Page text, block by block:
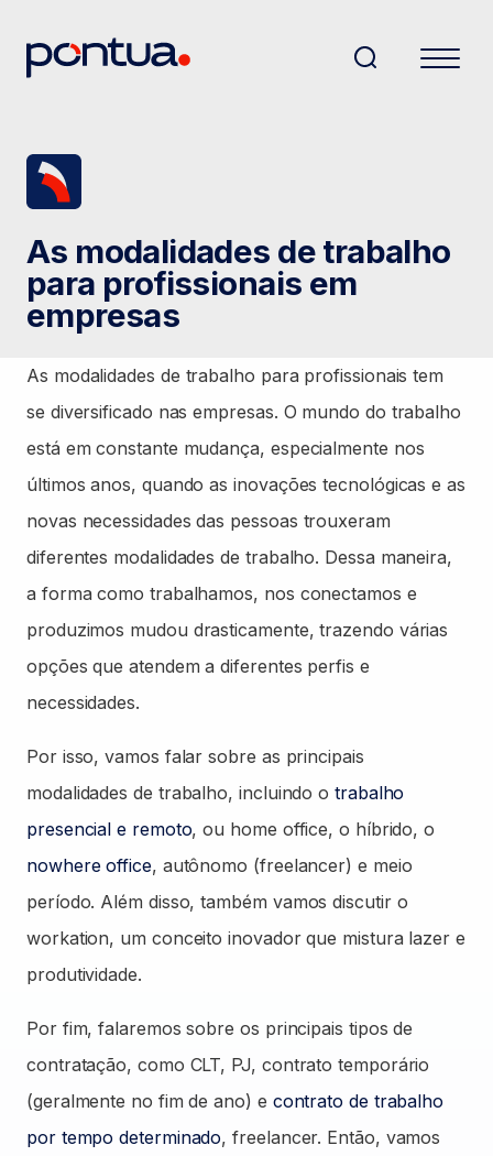
As modalidades de trabalho
para profissionais em
empresas
As modalidades de trabalho para profissionais tem
se diversificado nas empresas. O mundo do trabalho
está em constante mudança, especialmente nos
últimos anos, quando as inovações tecnológicas e as
novas necessidades das pessoas trouxeram
diferentes modalidades de trabalho. Dessa maneira,
a forma como trabalhamos, nos conectamos e
produzimos mudou drasticamente, trazendo várias
opções que atendem a diferentes perfis e
necessidades.
Por isso, vamos falar sobre as principais
modalidades de trabalho, incluindo otrabalho
presencial e remoto, ou home office, o híbrido, o
nowhere office, autônomo (freelancer) e meio
período. Além disso, também vamos discutir o
workation, um conceito inovador que mistura lazer e
produtividade.
Por fim, falaremos sobre os principais tipos de
contratação, como CLT, PJ, contrato temporário
(geralmente no fim de ano) e contrato de trabalho
por tempo determinado, freelancer. Então, vamos